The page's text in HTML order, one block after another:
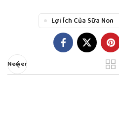
Lợi Ích Của Sữa Non
Newer